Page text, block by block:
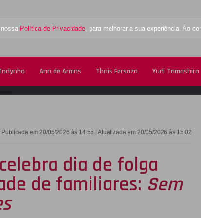
Política de Privacidade, para melhorar a sua experiência. Ao
Ana de Armas Thais Fersoza Yudi Tamashiro
Publicada em 20/05/2026 às 14:55 | Atualizada em 20/05/2026 às 15:02
dia de folga
de familiares: Sem